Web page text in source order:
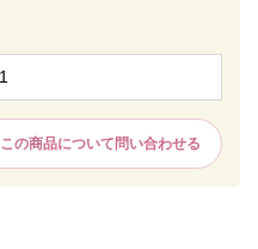
この商品について問い合わせる